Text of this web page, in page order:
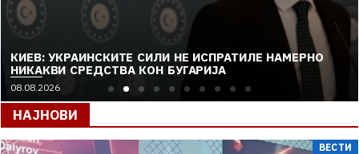
КИЕВ: УКРАИНСКИТЕ СИЛИ НЕ ИСПРАТИЛЕ НАМЕРНО
НИКАКВИ СРЕДСТВА КОН БУГАРИЈА
08.08.2026
НАЈНОВИ
ВЕСТИ